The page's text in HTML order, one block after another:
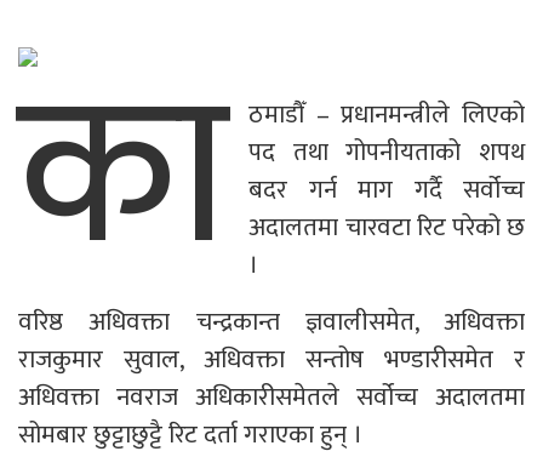
का ठमाडौँ – प्रधानमन्त्रीले लिएको
पद तथा गोपनीयताको शपथ
बदर गर्न माग गर्दै सर्वोच्च
अदालतमा चारवटा रिट परेको छ
।
वरिष्ठ अधिवक्ता चन्द्रकान्त ज्ञवालीसमेत, अधिवक्ता
राजकुमार सुवाल, अधिवक्ता सन्तोष भण्डारीसमेत र
अधिवक्ता नवराज अधिकारीसमेतले सर्वोच्च अदालतमा
सोमबार छुट्टाछुट्टै रिट दर्ता गराएका हुन् ।